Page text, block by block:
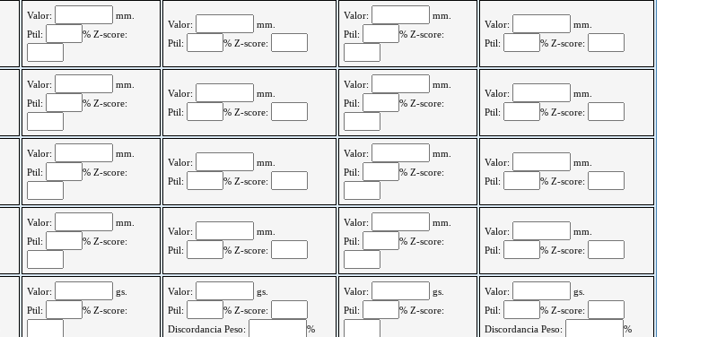
Valor:
mm.
Ptil:
% Z-score:
Valor:
mm.
Ptil:
% Z-score:
Valor:
mm.
Ptil:
% Z-score:
Valor:
mm.
Ptil:
% Z-score:
Valor:
mm.
Ptil:
% Z-score:
Valor:
mm.
Ptil:
% Z-score:
Valor:
mm.
Ptil:
% Z-score:
Valor:
mm.
Ptil:
% Z-score:
Valor:
mm.
Ptil:
% Z-score:
Valor:
mm.
Ptil:
% Z-score:
Valor:
mm.
Ptil:
% Z-score:
Valor:
mm.
Ptil:
% Z-score:
Valor:
mm.
Ptil:
% Z-score:
Valor:
mm.
Ptil:
% Z-score:
Valor:
mm.
Ptil:
% Z-score:
Valor:
mm.
Ptil:
% Z-score:
Valor:
gs.
Ptil:
% Z-score:
Valor:
gs.
Ptil:
% Z-score:
Discordancia Peso:
%
Valor:
gs.
Ptil:
% Z-score:
Valor:
gs.
Ptil:
% Z-score:
Discordancia Peso:
%